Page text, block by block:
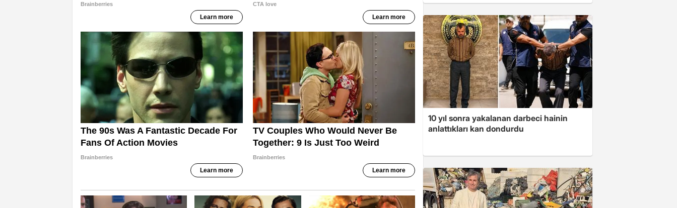
10 yıl sonra yakalanan darbeci hainin
anlattıkları kan dondurdu